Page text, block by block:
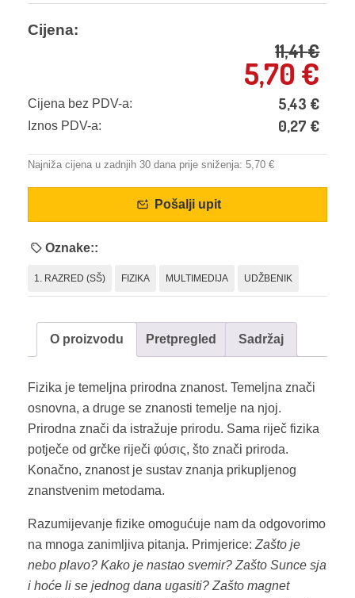
Cijena:
11,41€
5,70 €
Cijena bez PDV-a: 5,43 €
Iznos PDV-a: 0,27 €
Najniža cijena u zadnjih 30 dana prije sniženja: 5,70 €
Pošalji upit
Oznake::
1. RAZRED (SŠ) FIZIKA MULTIMEDIJA UDŽBENIK
O proizvodu Pretpregled Sadržaj
Fizika je temeljna prirodna znanost. Temeljna znači
osnovna, a druge se znanosti temelje na njoj.
Prirodna znači da istražuje prirodu. Sama riječ fizika
potječe od grčke riječi φύσις, što znači priroda.
Konačno, znanost je sustav znanja prikupljenog
znanstvenim metodama.
Razumijevanje fizike omogućuje nam da odgovorimo
na mnoga zanimljiva pitanja. Primjerice: Zašto je
nebo plavo? Kako je nastao svemir? Zašto Sunce sja
i hoće li se jednog dana ugasiti? Zašto magnet